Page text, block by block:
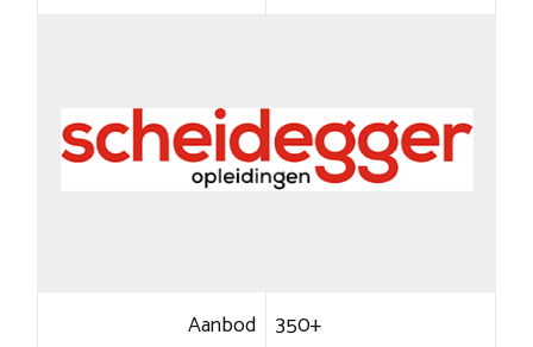
Aanbod 350+